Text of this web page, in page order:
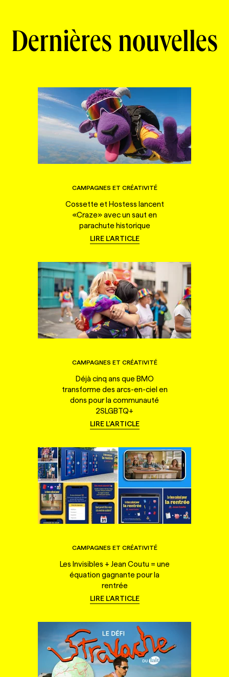
Dernières nouvelles
CAMPAGNES ET CRÉATIVITÉ
Cossette et Hostess lancent
«Craze» avec un saut en
parachute historique
LIRE L'ARTICLE
CAMPAGNES ET CRÉATIVITÉ
Déjà cinq ans que BMO
transforme des arcs-en-ciel en
dons pour la communauté
2SLGBTQ+
LIRE L'ARTICLE
CAMPAGNES ET CRÉATIVITÉ
Les Invisibles + Jean Coutu = une
équation gagnante pour la
rentrée
LIRE L'ARTICLE